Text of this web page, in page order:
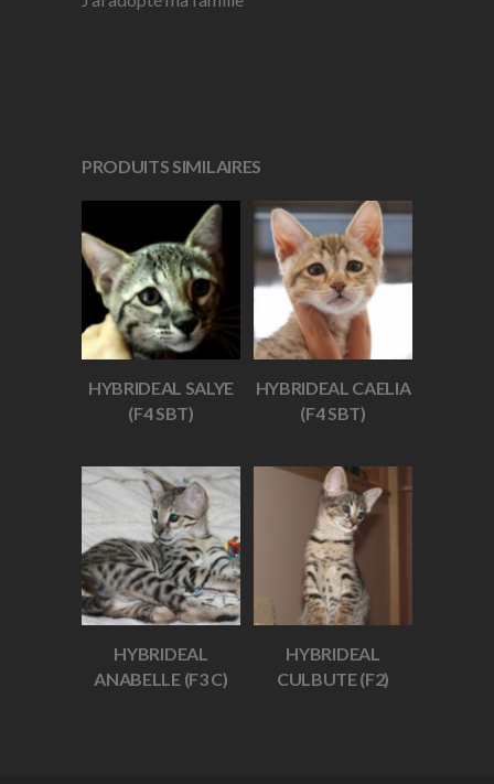
PRODUITS SIMILAIRES
HYBRIDEAL SALYE
(F4 SBT)
HYBRIDEAL CAELIA
(F4 SBT)
HYBRIDEAL
ANABELLE (F3 C)
HYBRIDEAL
CULBUTE (F2)